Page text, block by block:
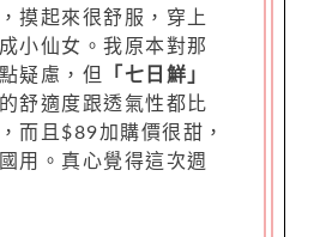
摸起來很舒服，穿上
小仙女。我原本對那
疑慮，但
「七日鮮」
舒適度跟透氣性都比
而且$89加購價很甜，
用。真心覺得這次週